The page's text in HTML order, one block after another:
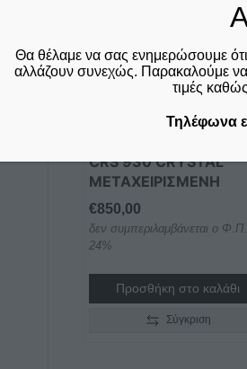
ΣΥΝΤΗΡΗΣΗΣ ME 2
CRS 930 CRYSTAL
ΜΕΤΑΧΕΙΡΙΣΜΕΝΗ
€850,00
δεν συμπεριλαμβάνεται ο
24%
Προσθήκη στο καλάθι
Σύγκριση
Θα θέλαμε να σας ενημερώσουμε
αλλάζουν συνεχώς. Παρακαλούμε να
τιμές
Τηλέφωνα